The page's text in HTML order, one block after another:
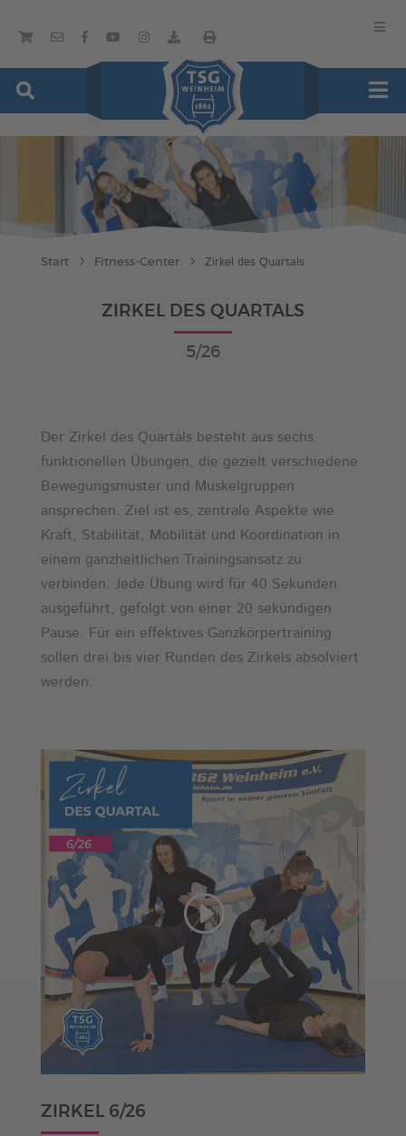
Start Fitness-Center Zirkel des Quartals
ZIRKEL DES QUARTALS
5/26
Der Zirkel des Quartals besteht aus sechs
funktionellen Übungen, die gezielt verschiedene
Bewegungsmuster und Muskelgruppen
ansprechen. Ziel ist es, zentrale Aspekte wie
Kraft, Stabilität, Mobilität und Koordination in
einem ganzheitlichen Trainingsansatz zu
verbinden. Jede Übung wird für 40 Sekunden
ausgeführt, gefolgt von einer 20 sekündigen
Pause. Für ein effektives Ganzkörpertraining
sollen drei bis vier Runden des Zirkels absolviert
werden.
ZIRKEL 6/26